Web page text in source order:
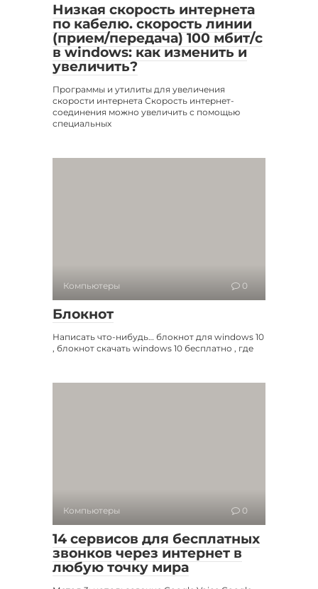
Низкая скорость интернета
по кабелю. скорость линии
(прием/передача) 100 мбит/с
в windows: как изменить и
увеличить?
Программы и утилиты для увеличения
скорости интернета Скорость интернет-
соединения можно увеличить с помощью
специальных
Компьютеры 0
Блокнот
Написать что-нибудь… блокнот для windows 10
, блокнот скачать windows 10 бесплатно , где
Компьютеры 0
14 сервисов для бесплатных
звонков через интернет в
любую точку мира